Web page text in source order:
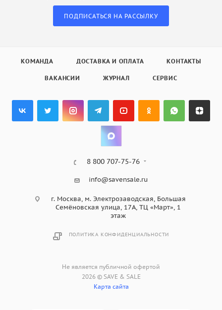
ПОДПИСАТЬСЯ НА РАССЫЛКУ
КОМАНДА ДОСТАВКА И ОПЛАТА КОНТАКТЫ
ВАКАНСИИ ЖУРНАЛ СЕРВИС
8 800 707-75-76
info@savensale.ru
г. Москва, м. Электрозаводская, Большая
Семёновская улица, 17А, ТЦ «Март», 1
этаж
ПОЛИТИКА КОНФИДЕНЦИАЛЬНОСТИ
Не является публичной офертой
2026 © SAVE & SALE
Карта сайта